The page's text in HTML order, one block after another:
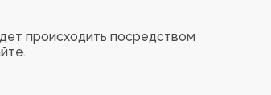
происходить посредством